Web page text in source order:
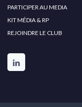
PARTICIPER AU MEDIA
KIT MÉDIA & RP
REJOINDRE LE CLUB